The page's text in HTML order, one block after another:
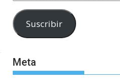
correo
electrónico
Suscribir
Meta